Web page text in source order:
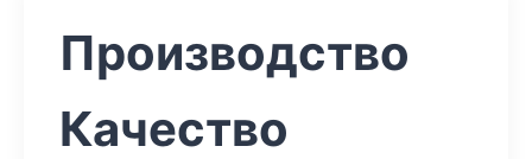
Производство
Качество